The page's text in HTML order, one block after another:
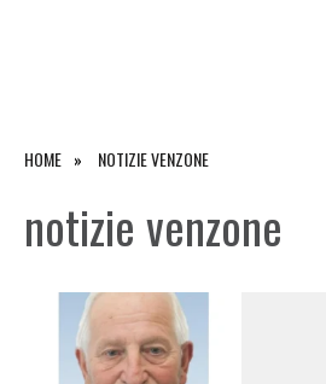
HOME NOTIZIE VENZONE
notizie venzone